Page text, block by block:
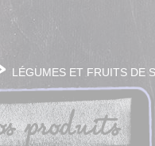
LÉGUMES ET FRUITS DE
produits